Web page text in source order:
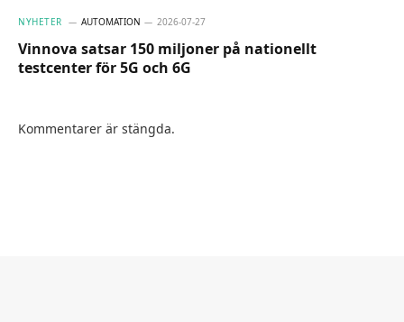
NYHETER AUTOMATION 2026-07-27
Vinnova satsar 150 miljoner på nationellt
testcenter för 5G och 6G
Kommentarer är stängda.